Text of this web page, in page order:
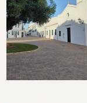
interés
Monumento
antiguo
Edificios
históricos
Puerto